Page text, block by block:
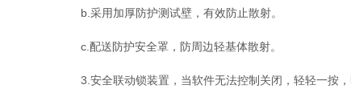
b.采用加厚防护测试壁，有效防止散射。
c.配送防护安全罩，防周边轻基体散射。
3.安全联动锁装置，当软件无法控制关闭，轻轻一按，